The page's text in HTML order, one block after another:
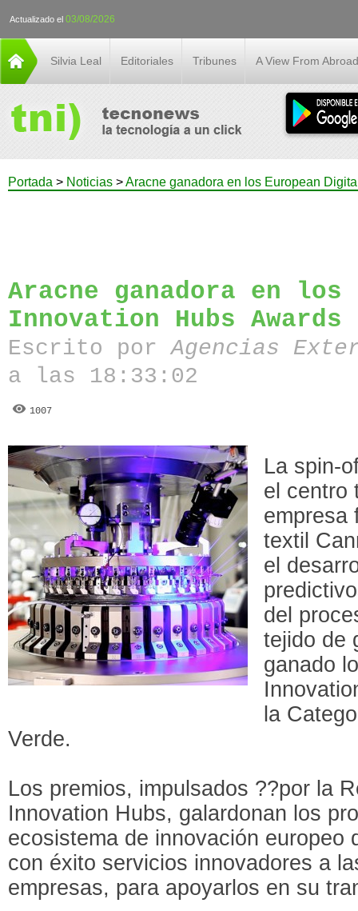
Actualizado el 03/08/2026
Silvia Leal Editoriales Tribunes A View From Abroad
Portada > Noticias >Aracne ganadora en los European
Aracne ganadora en
Innovation Hubs Awards
Escrito porAgencias
a las 18:33:02
1007
La spin-
el centro
empresa
textil
el
del
tejido de
ganado
la
Verde.
Los premios, impulsados ??por la
Innovation Hubs, galardonan los
ecosistema de innovación europeo
con éxito servicios innovadores a
empresas, para apoyarlos en su